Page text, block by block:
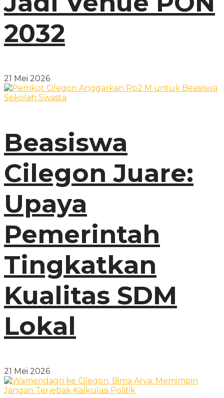
2032
21 Mei 2026
Beasiswa
Cilegon Juare:
Upaya
Pemerintah
Tingkatkan
Kualitas SDM
Lokal
21 Mei 2026